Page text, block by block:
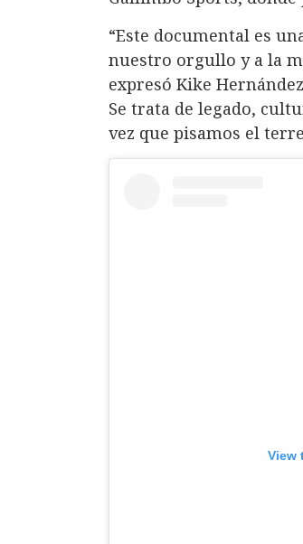
“Este documental es
nuestro orgullo y a la
expresó Kike
Se trata de legado,
vez que pisamos el
View